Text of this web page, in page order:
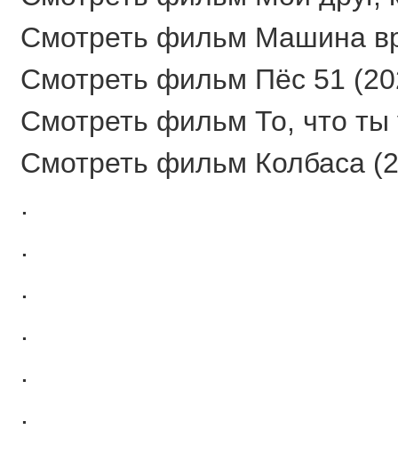
Смотреть фильм Машина
Смотреть фильм Пёс 51
Смотреть фильм То, что
Смотреть фильм Колбаса
.
.
.
.
.
.